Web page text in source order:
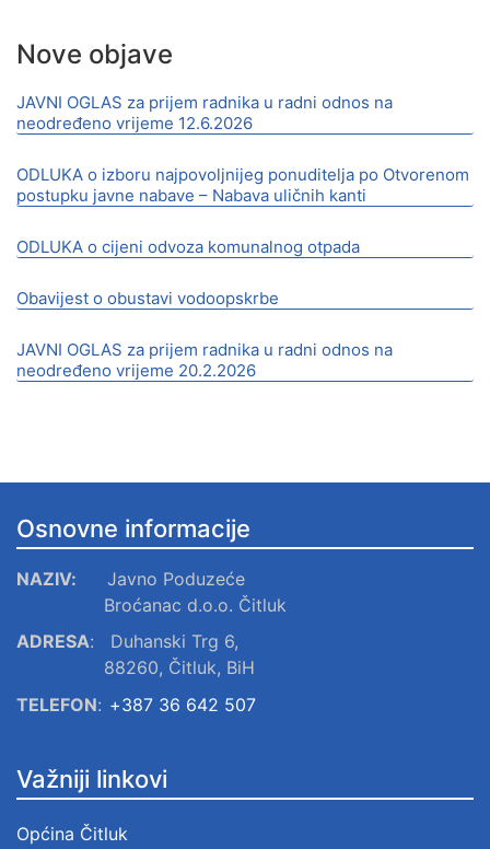
Nove objave
JAVNI OGLAS za prijem radnika u radni odnos na
neodređeno vrijeme 12.6.2026
ODLUKA o izboru najpovoljnijeg ponuditelja po Otvorenom
postupku javne nabave – Nabava uličnih kanti
ODLUKA o cijeni odvoza komunalnog otpada
Obavijest o obustavi vodoopskrbe
JAVNI OGLAS za prijem radnika u radni odnos na
neodređeno vrijeme 20.2.2026
Osnovne informacije
NAZIV:
Javno Poduzeće
Broćanac d.o.o. Čitluk
ADRESA:
Duhanski Trg 6,
88260, Čitluk, BiH
TELEFON: +387 36 642 507
Važniji linkovi
Općina Čitluk